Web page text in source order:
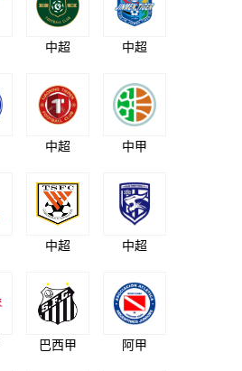
中超 中超
中超 中甲
中超 中超
巴西甲 阿甲